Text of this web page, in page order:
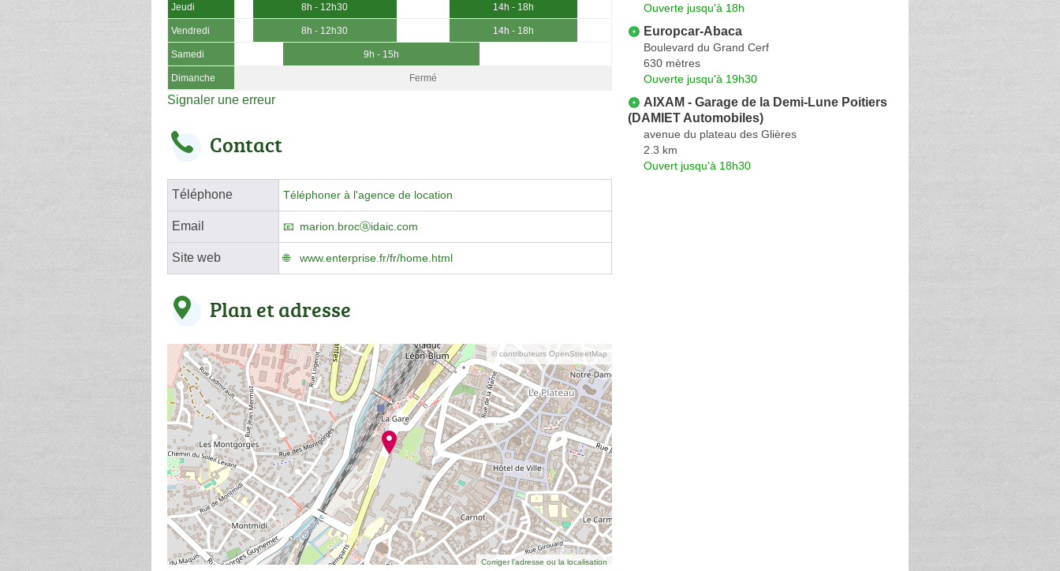
Jeudi 8h - 12h30 14h - 18h
Vendredi 8h - 12h30 14h - 18h
Samedi 9h - 15h
Dimanche Fermé
Signaler une erreur
Contact
Téléphone Téléphoner à l'agence de location
Email marion.brocⓐidaic.com
Site web www.enterprise.fr/fr/home.html
Plan et adresse
© contributeurs OpenStreetMap
Corriger l’adresse ou la localisation
Ouverte jusqu'à 18h
Europcar-Abaca
Boulevard du Grand Cerf
630 mètres
Ouverte jusqu'à 19h30
AIXAM - Garage de la Demi-Lune Poitiers
(DAMIET Automobiles)
avenue du plateau des Glières
2.3 km
Ouvert jusqu'à 18h30